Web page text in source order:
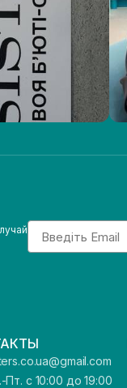
Email
Пт. с 10:00 до 19:00